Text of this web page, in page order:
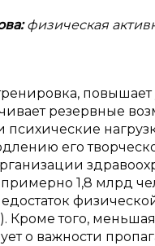
физическая
резервные
его
1,8 млрд
Кроме того, меньшая
о важности